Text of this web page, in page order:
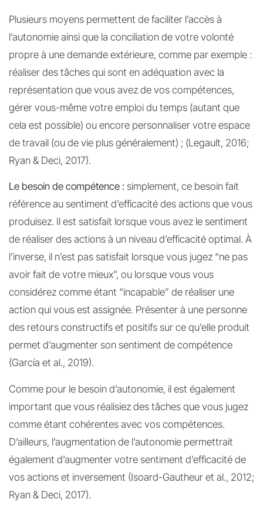
Plusieurs moyens permettent de faciliter l’accès à
l’autonomie ainsi que la conciliation de votre volonté
propre à une demande extérieure, comme par exemple :
réaliser des tâches qui sont en adéquation avec la
représentation que vous avez de vos compétences,
gérer vous-même votre emploi du temps (autant que
cela est possible) ou encore personnaliser votre espace
de travail (ou de vie plus généralement) ; (Legault, 2016;
Ryan & Deci, 2017).
Le besoin de compétence : simplement, ce besoin fait
référence au sentiment d’efficacité des actions que vous
produisez. Il est satisfait lorsque vous avez le sentiment
de réaliser des actions à un niveau d’efficacité optimal. À
l’inverse, il n’est pas satisfait lorsque vous jugez “ne pas
avoir fait de votre mieux”, ou lorsque vous vous
considérez comme étant “incapable” de réaliser une
action qui vous est assignée. Présenter à une personne
des retours constructifs et positifs sur ce qu’elle produit
permet d’augmenter son sentiment de compétence
(García et al., 2019).
Comme pour le besoin d’autonomie, il est également
important que vous réalisiez des tâches que vous jugez
comme étant cohérentes avec vos compétences.
D’ailleurs, l’augmentation de l’autonomie permettrait
également d’augmenter votre sentiment d’efficacité de
vos actions et inversement (Isoard-Gautheur et al., 2012;
Ryan & Deci, 2017).